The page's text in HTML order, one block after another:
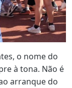
o nome do
à tona. Não é
arranque do